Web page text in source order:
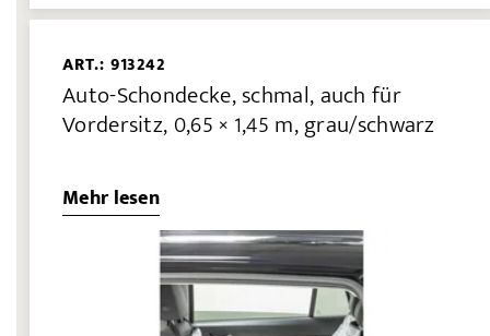
ART.: 913242
Auto-Schondecke, schmal, auch für
Vordersitz, 0,65 × 1,45 m, grau/schwarz
Mehr lesen